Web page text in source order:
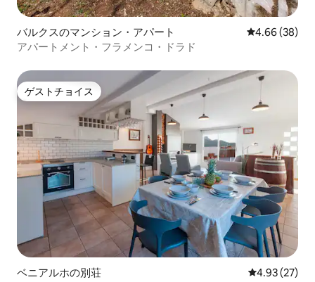
バルクスのマンション・アパート レビュー38
4.66 (38)
アパートメント・フラメンコ・ドラド
ゲストチョイス
ゲストチョイス
ベニアルホの別荘 レビュー27
4.93 (27)